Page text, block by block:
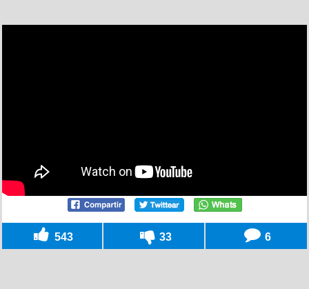
543 33 6